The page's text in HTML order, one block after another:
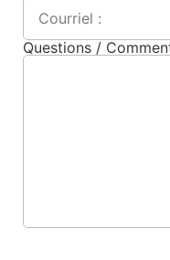
Questions /